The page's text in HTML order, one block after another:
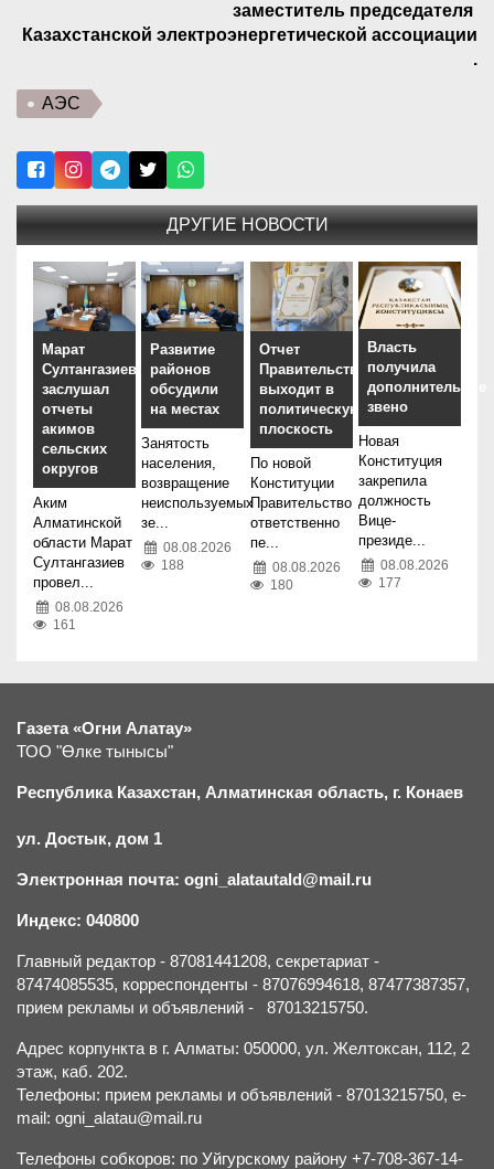
заместитель председателя
Казахстанской электроэнергетической ассоциации
.
АЭС
ДРУГИЕ НОВОСТИ
Марат
Султангазиев
заслушал
отчеты
акимов
сельских
округов
Аким
Алматинской
области Марат
Султангазиев
провел...
08.08.2026
161
Развитие
районов
обсудили
на местах
Занятость
населения,
возвращение
неиспользуемых
зе...
08.08.2026
188
Отчет
Правительства
выходит в
политическую
плоскость
По новой
Конституции
Правительство
ответственно
пе...
08.08.2026
180
Власть
получила
дополнительное
звено
Новая
Конституция
закрепила
должность
Вице-
президе...
08.08.2026
177
Газета «Огни Алатау»
ТОО "Өлке тынысы"
Республика Казахстан, Алматинская область, г. Конаев
ул. Достык, дом 1
Электронная почта: ogni_alatautald@mail.ru
Индекс: 040800
Главный редактор - 87081441208, секретариат -
87474085535, корреспонденты - 87076994618, 87477387357,
прием рекламы и объявлений - 87013215750.
Адрес корпункта в г. Алматы: 050000, ул. Желтоксан, 112, 2
этаж, каб. 202.
Телефоны: прием рекламы и объявлений - 87013215750, e-
mail: ogni_alatau@mail.ru
Телефоны собкоров: по Уйгурскому району +7-708-367-14-